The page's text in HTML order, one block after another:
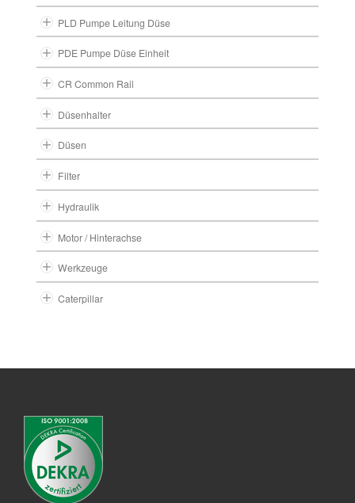
PLD Pumpe Leitung Düse
PDE Pumpe Düse Einheit
CR Common Rail
Düsenhalter
Düsen
Filter
Hydraulik
Motor / Hinterachse
Werkzeuge
Caterpillar